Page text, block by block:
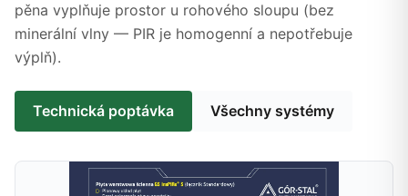
pěna vyplňuje prostor u rohového sloupu (bez
minerální vlny — PIR je homogenní a nepotřebuje
výplň).
Technická poptávka Všechny systémy